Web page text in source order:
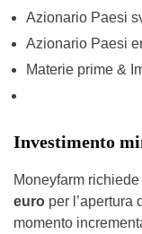
Azionario Paesi
Azionario Paesi
Materie prime &
Investimento
Moneyfarm richiede
euro per l’apertura
momento